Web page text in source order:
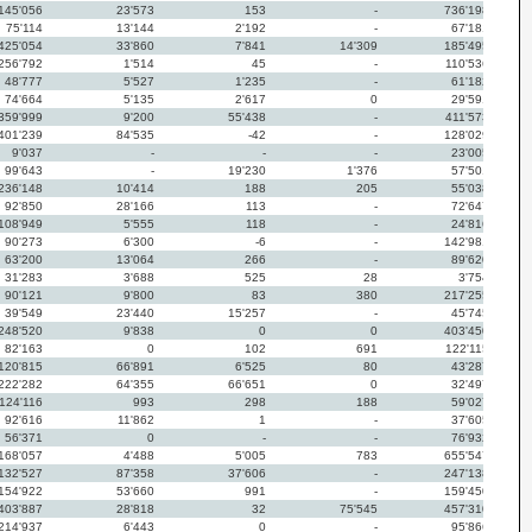
145'056 23'573 153 -
736'198
75'114 13'144 2'192 -
67'181
33'860 7'841 14'309
185'495
1'514 45 -
110'536
48'777 5'527 1'235 -
61'182
74'664 5'135 2'617 0
29'591
9'200 55'438 -
411'573
84'535 -42 -
128'029
9'037 - - -
23'005
99'643 - 19'230 1'376
57'501
10'414 188 205
55'038
92'850 28'166 113 -
72'647
108'949 5'555 118 -
24'816
90'273 6'300 -6 -
142'981
63'200 13'064 266 -
89'620
31'283 3'688 525 28
3'754
90'121 9'800 83 380
217'255
39'549 23'440 15'257 -
45'745
9'838 0 0
403'450
82'163 0 102 691
122'115
120'815 66'891 6'525 80
43'287
64'355 66'651 0
32'497
124'116 993 298 188
59'027
92'616 11'862 1 -
37'605
56'371 0 - -
76'932
168'057 4'488 5'005 783
655'547
132'527 87'358 37'606 -
247'138
154'922 53'660 991 -
159'450
28'818 32 75'545
457'310
6'443 0 - 95'866